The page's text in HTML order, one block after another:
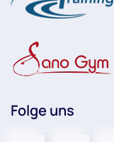
Folge uns